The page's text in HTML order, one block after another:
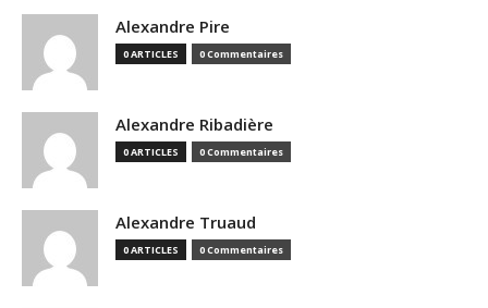
Alexandre Pire
0 ARTICLES 0 Commentaires
Alexandre Ribadière
0 ARTICLES 0 Commentaires
Alexandre Truaud
0 ARTICLES 0 Commentaires